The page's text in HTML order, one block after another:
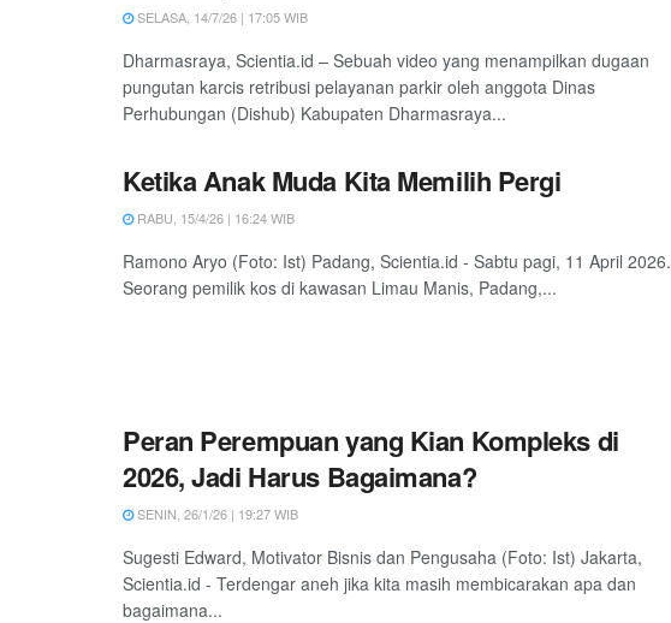
SELASA, 14/7/26 | 17:05 WIB
Dharmasraya, Scientia.id – Sebuah video yang menampilkan dugaan
pungutan karcis retribusi pelayanan parkir oleh anggota Dinas
Perhubungan (Dishub) Kabupaten Dharmasraya...
Ketika Anak Muda Kita Memilih Pergi
RABU, 15/4/26 | 16:24 WIB
Ramono Aryo (Foto: Ist) Padang, Scientia.id - Sabtu pagi, 11 April 2026.
Seorang pemilik kos di kawasan Limau Manis, Padang,...
Peran Perempuan yang Kian Kompleks di
2026, Jadi Harus Bagaimana?
SENIN, 26/1/26 | 19:27 WIB
Sugesti Edward, Motivator Bisnis dan Pengusaha (Foto: Ist) Jakarta,
Scientia.id - Terdengar aneh jika kita masih membicarakan apa dan
bagaimana...